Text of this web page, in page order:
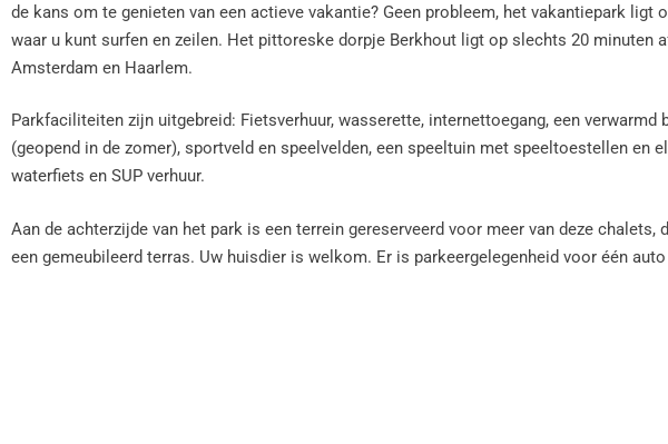
de kans om te genieten van een actieve vakantie? Geen probleem, het vakantiepark ligt
waar u kunt surfen en zeilen. Het pittoreske dorpje Berkhout ligt op slechts 20 minuten
Amsterdam en Haarlem.
Parkfaciliteiten zijn uitgebreid: Fietsverhuur, wasserette, internettoegang, een verwarmd
(geopend in de zomer), sportveld en speelvelden, een speeltuin met speeltoestellen en
waterfiets en SUP verhuur.
Aan de achterzijde van het park is een terrein gereserveerd voor meer van deze chalets,
een gemeubileerd terras. Uw huisdier is welkom. Er is parkeergelegenheid voor één